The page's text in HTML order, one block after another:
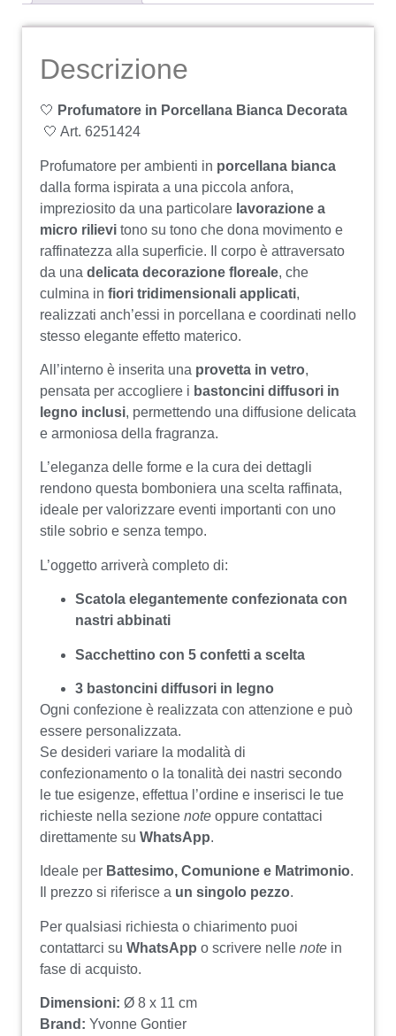
Descrizione
🤍 Profumatore in Porcellana Bianca Decorata
🤍 Art. 6251424
Profumatore per ambienti in porcellana bianca
dalla forma ispirata a una piccola anfora,
impreziosito da una particolare lavorazione a
micro rilievi tono su tono che dona movimento e
raffinatezza alla superficie. Il corpo è attraversato
da una delicata decorazione floreale, che
culmina in fiori tridimensionali applicati,
realizzati anch’essi in porcellana e coordinati nello
stesso elegante effetto materico.
All’interno è inserita una provetta in vetro,
pensata per accogliere i bastoncini diffusori in
legno inclusi, permettendo una diffusione delicata
e armoniosa della fragranza.
L’eleganza delle forme e la cura dei dettagli
rendono questa bomboniera una scelta raffinata,
ideale per valorizzare eventi importanti con uno
stile sobrio e senza tempo.
L’oggetto arriverà completo di:
Scatola elegantemente confezionata con
nastri abbinati
Sacchettino con 5 confetti a scelta
3 bastoncini diffusori in legno
Ogni confezione è realizzata con attenzione e può
essere personalizzata.
Se desideri variare la modalità di
confezionamento o la tonalità dei nastri secondo
le tue esigenze, effettua l’ordine e inserisci le tue
richieste nella sezione note oppure contattaci
direttamente su WhatsApp.
Ideale per Battesimo, Comunione e Matrimonio.
Il prezzo si riferisce a un singolo pezzo.
Per qualsiasi richiesta o chiarimento puoi
contattarci su WhatsApp o scrivere nelle note in
fase di acquisto.
Dimensioni: Ø 8 x 11 cm
Brand: Yvonne Gontier